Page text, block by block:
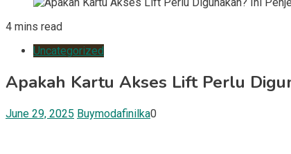
4 mins read
Uncategorized
Apakah Kartu Akses Lift Perlu
June 29, 2025 Buymodafinilka0